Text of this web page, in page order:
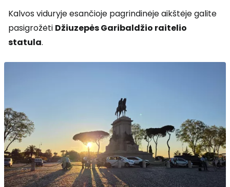
Kalvos viduryje esančioje pagrindinėje aikštėje galite
pasigrožėti Džiuzepės Garibaldžio raitelio
statula.